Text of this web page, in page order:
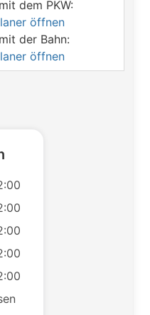
dem PKW:
öffnen
der Bahn:
öffnen